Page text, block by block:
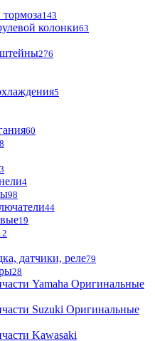
143
колонки63
276
5
60
4
98
44
19
датчики, реле79
28
Оригинальные
Оригинальные